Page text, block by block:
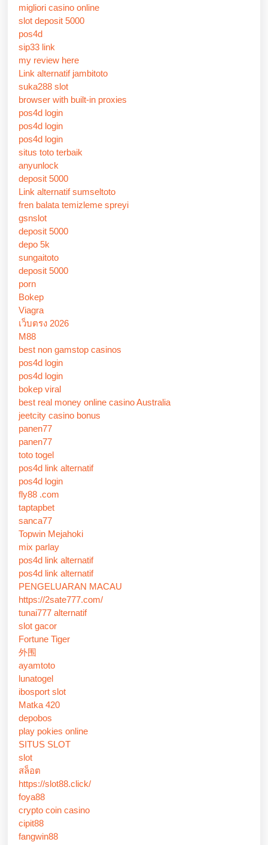
migliori casino online
slot deposit 5000
pos4d
sip33 link
my review here
Link alternatif jambitoto
suka288 slot
browser with built-in proxies
pos4d login
pos4d login
pos4d login
situs toto terbaik
anyunlock
deposit 5000
Link alternatif sumseltoto
fren balata temizleme spreyi
gsnslot
deposit 5000
depo 5k
sungaitoto
deposit 5000
porn
Bokep
Viagra
เว็บตรง 2026
M88
best non gamstop casinos
pos4d login
pos4d login
bokep viral
best real money online casino Australia
jeetcity casino bonus
panen77
panen77
toto togel
pos4d link alternatif
pos4d login
fly88 .com
taptapbet
sanca77
Topwin Mejahoki
mix parlay
pos4d link alternatif
pos4d link alternatif
PENGELUARAN MACAU
https://2sate777.com/
tunai777 alternatif
slot gacor
Fortune Tiger
外围
ayamtoto
lunatogel
ibosport slot
Matka 420
depobos
play pokies online
SITUS SLOT
slot
สล็อต
https://slot88.click/
foya88
crypto coin casino
cipit88
fangwin88